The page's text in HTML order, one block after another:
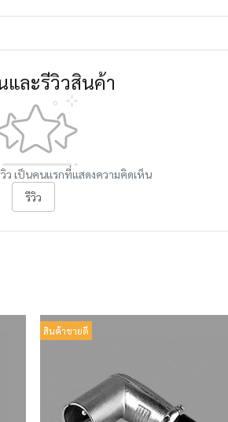
ละรีวิวสินค้า
ว เป็นคนแรกที่แสดงความคิดเห็น
รีวิว
สินค้าขายดี